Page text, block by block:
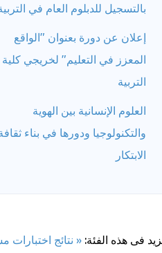
بالتسجيل للدبلوم العام في
إعلان عن دورة بعنوان "الواقع
المعزز في التعليم" لخريجي كلية
التربية
العلوم الإنسانية بين الهوية
والتكنولوجيا ودورها في بناء
الابتكار
فى هذه الفئة: « نتائج اختبارات